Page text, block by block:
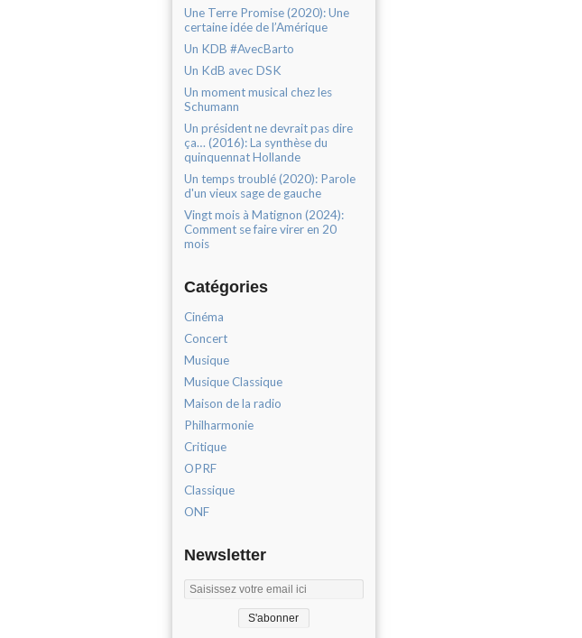
Une Terre Promise (2020): Une
certaine idée de l’Amérique
Un KDB #AvecBarto
Un KdB avec DSK
Un moment musical chez les
Schumann
Un président ne devrait pas dire
ça… (2016): La synthèse du
quinquennat Hollande
Un temps troublé (2020): Parole
d'un vieux sage de gauche
Vingt mois à Matignon (2024):
Comment se faire virer en 20
mois
Catégories
Cinéma
Concert
Musique
Musique Classique
Maison de la radio
Philharmonie
Critique
OPRF
Classique
ONF
Newsletter